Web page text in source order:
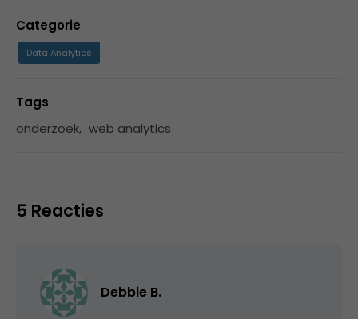
Categorie
Data Analytics
Tags
onderzoek, web analytics
5 Reacties
Debbie B.